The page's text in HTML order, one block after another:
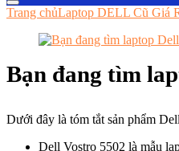
Trang chủLaptop DELL Cũ Giá
Bạn đang tìm
Dưới đây là tóm tắt sản phẩm
Dell Vostro 5502 là mẫu